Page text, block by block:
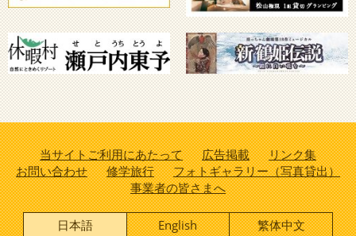
当サイトご利用にあたって 広告掲載
リンク集
お問い合わせ
修学旅行
フォトギャラリー（写真貸出）
事業者の皆さまへ
日本語 English 繁体中文